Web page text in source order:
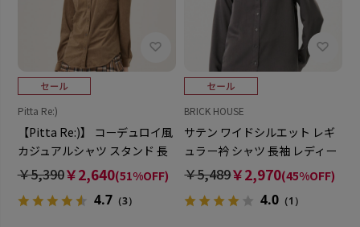
Pitta Re:)
【Pitta Re:)】 コーデュロイ風
カジュアルシャツ スタンド 長
袖 レディース
￥5,390￥2,640(51%OFF)
4.7（3）
BRICK HOUSE
サテン ワイドシルエット レギ
ュラー衿 シャツ 長袖 レディー
ス
￥5,489￥2,970(45%OFF)
4.0 （1）